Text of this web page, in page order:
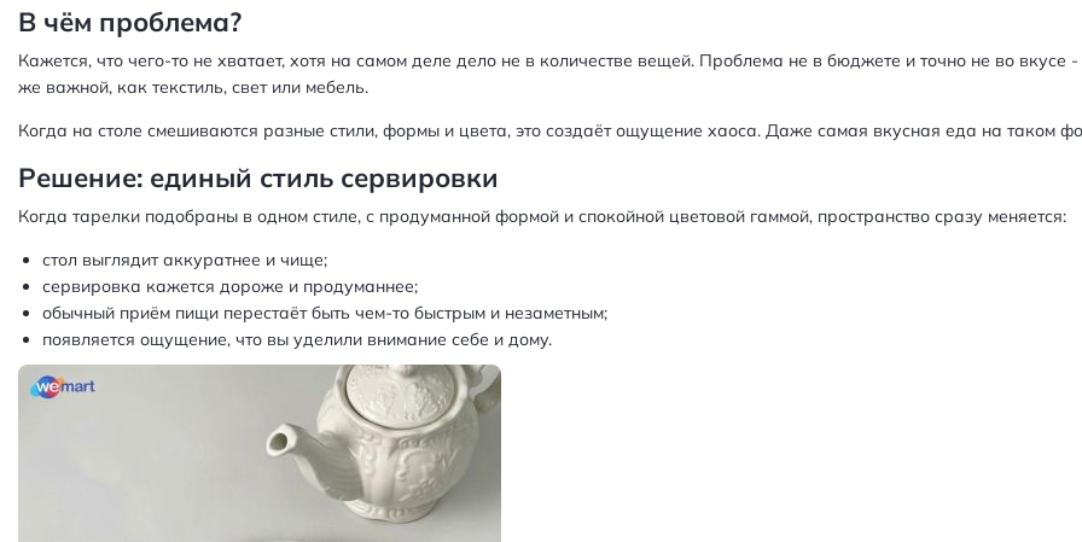
В чём проблема?
Кажется, что чего‑то не хватает, хотя на самом деле дело не в количестве вещей. Проблема не в бюджете и точно не во вкусе
же важной, как текстиль, свет или мебель.
Когда на столе смешиваются разные стили, формы и цвета, это создаёт ощущение хаоса. Даже самая вкусная еда на таком
Решение: единый стиль сервировки
Когда тарелки подобраны в одном стиле, с продуманной формой и спокойной цветовой гаммой, пространство сразу меняется:
стол выглядит аккуратнее и чище;
сервировка кажется дороже и продуманнее;
обычный приём пищи перестаёт быть чем‑то быстрым и незаметным;
появляется ощущение, что вы уделили внимание себе и дому.​